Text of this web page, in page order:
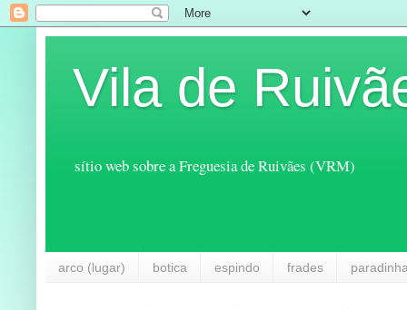
Vila de
sítio web sobre a Freguesia de Ruivães (VRM)
arco (lugar) botica espindo frades